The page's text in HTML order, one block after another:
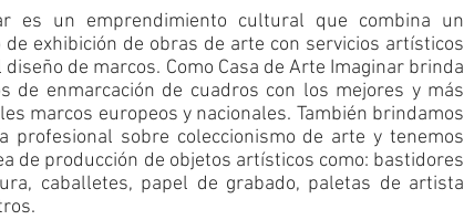
es un emprendimiento cultural que combina un
de exhibición de obras de arte con servicios artísticos
diseño de marcos. Como Casa de Arte Imaginar brinda
de enmarcación de cuadros con los mejores y más
marcos europeos y nacionales. También brindamos
profesional sobre coleccionismo de arte y tenemos
de producción de objetos artísticos como: bastidores
caballetes, papel de grabado, paletas de artista